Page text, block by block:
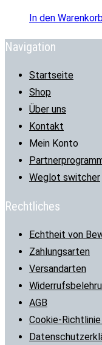
In den
Navigation
Startseite
Shop
Über uns
Kontakt
Mein Konto
Weglot switcher
Rechtliches
Echtheit von
Zahlungsarten
Versandarten
AGB
Cookie-Richtlinie